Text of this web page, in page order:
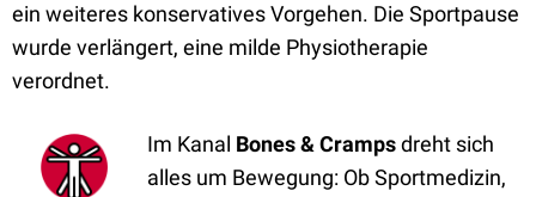
ein weiteres konservatives Vorgehen. Die Sportpause
wurde verlängert, eine milde Physiotherapie
verordnet.
Im Kanal Bones & Crampsdreht sich
alles um Bewegung: Ob Sportmedizin,